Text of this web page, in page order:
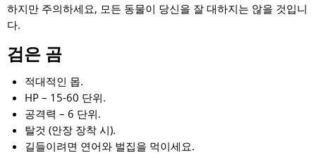
하지만 주의하세요, 모든 동물이 당신을 잘 대하지는 않을 것입니
다.
검은 곰
적대적인 몹.
HP – 15-60 단위.
공격력 – 6 단위.
탈것 (안장 장착 시).
길들이려면 연어와 벌집을 먹이세요.